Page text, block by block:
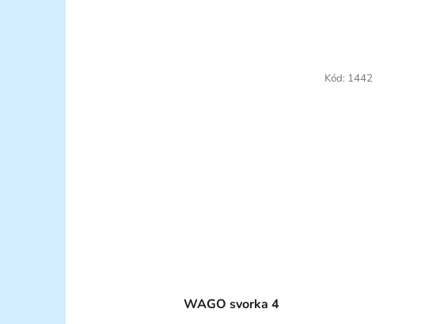
WAGO svorka 4
Kód: 1442